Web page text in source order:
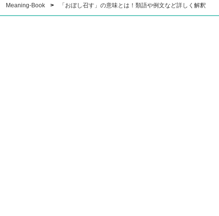
Meaning-Book 「おぼし召す」の意味とは！類語や例文など詳しく解釈